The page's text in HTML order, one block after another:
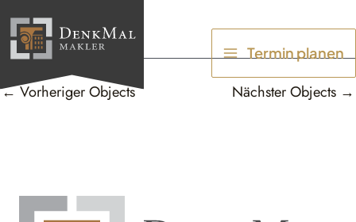
Inhalt
springen
Termin planen
←Vorheriger Objects Nächster Objects →